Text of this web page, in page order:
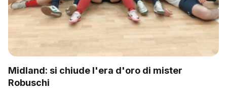
Midland: si chiude l'era d'oro di mister
Robuschi